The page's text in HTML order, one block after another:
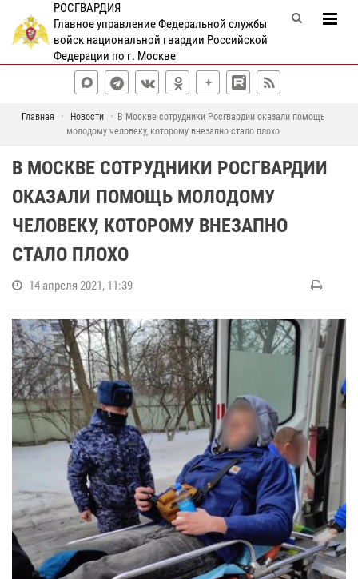
РОСГВАРДИЯ
Главное управление Федеральной службы
войск национальной гвардии Российской
Федерации по г. Москве
Главная Новости
В Москве сотрудники Росгвардии оказали помощь
молодому человеку, которому внезапно стало плохо
В МОСКВЕ СОТРУДНИКИ РОСГВАРДИИ
ОКАЗАЛИ ПОМОЩЬ МОЛОДОМУ
ЧЕЛОВЕКУ, КОТОРОМУ ВНЕЗАПНО
СТАЛО ПЛОХО
14 апреля 2021, 11:39